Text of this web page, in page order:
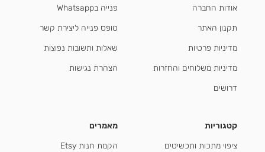
אודות החברה
תקנון האתר
מדיניות פרטיות
מדיניות משלוחים והחזרות
דרושים
פנייה בWhatsapp
טופס פנייה ליצירת קשר
שאלות ותשובות נפוצות
הצהרת נגישות
קטגוריות
ציפוי מתכות ותכשיטים
מאמרים
הקמת חנות Etsy